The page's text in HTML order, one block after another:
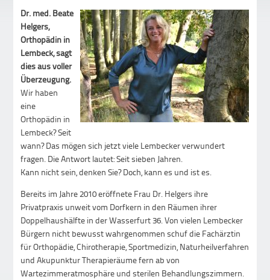
Dr. med. Beate
Helgers,
Orthopädin in
Lembeck, sagt
dies aus voller
Überzeugung.
Wir haben
eine
Orthopädin in
Lembeck? Seit
wann? Das mögen sich jetzt viele Lembecker verwundert
fragen. Die Antwort lautet: Seit sieben Jahren.
Kann nicht sein, denken Sie? Doch, kann es und ist es.
Bereits im Jahre 2010 eröffnete Frau Dr. Helgers ihre
Privatpraxis unweit vom Dorfkern in den Räumen ihrer
Doppelhaushälfte in der Wasserfurt 36. Von vielen Lembecker
Bürgern nicht bewusst wahrgenommen schuf die Fachärztin
für Orthopädie, Chirotherapie, Sportmedizin, Naturheilverfahren
und Akupunktur Therapieräume fern ab von
Wartezimmeratmosphäre und sterilen Behandlungszimmern.